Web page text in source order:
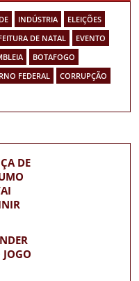
INDÚSTRIA
ELEIÇÕES
DE NATAL
EVENTO
BOTAFOGO
FEDERAL
CORRUPÇÃO
DE